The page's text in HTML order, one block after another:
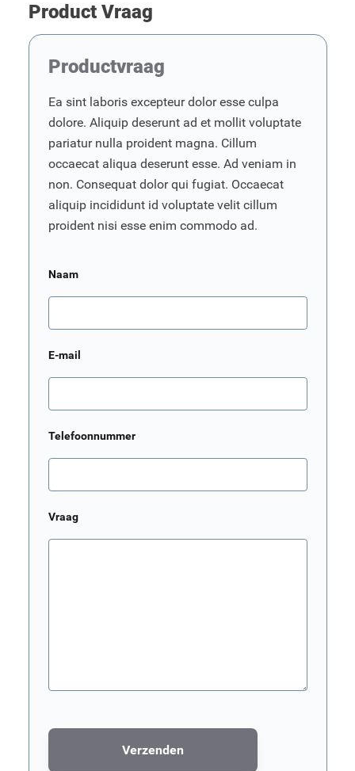
Product Vraag
Productvraag
Ea sint laboris excepteur dolor esse culpa
dolore. Aliquip deserunt ad et mollit voluptate
pariatur nulla proident magna. Cillum
occaecat aliqua deserunt esse. Ad veniam in
non. Consequat dolor qui fugiat. Occaecat
aliquip incididunt id voluptate velit cillum
proident nisi esse enim commodo ad.
Naam
E-mail
Telefoonnummer
Vraag
Verzenden